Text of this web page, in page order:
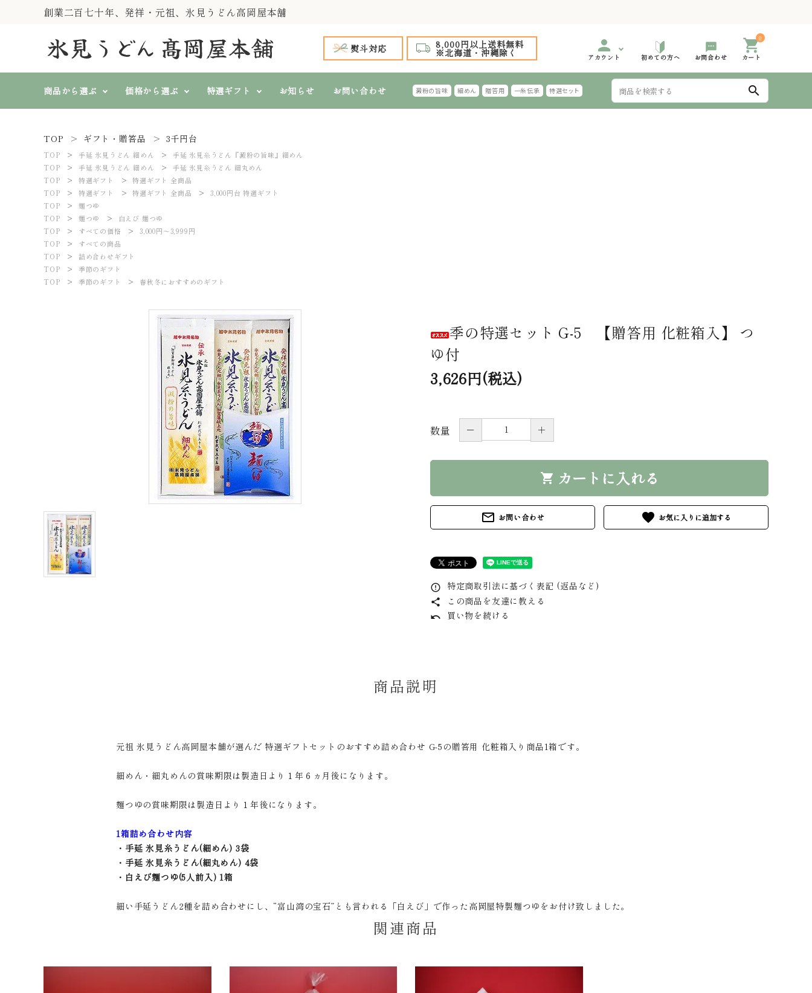
創業二百七十年、発祥・元祖、氷見うどん高岡屋本舗
熨斗対応 8,000円以上送料無料
※北海道・沖縄除く person
アカウント 初めての方へ お問合わせ
0
shopping_cart
カート
商品から選ぶ
純手製 氷見糸うどん
『一糸伝承』
山いも入そば、そうめん、
冷むぎ(冷めん)
氷見うどん等 単品商品
価格から選ぶ
すべての価格
3,000円～3,999円
特選ギフト
4,000円台 特選ギフト
春秋冬におすすめのギフ
お知らせ お問い合わせ 澱粉の旨味 細めん 贈答用 一糸伝承 特選セット search
search
熨斗対応
ACCOUNT MENU
ようこそ ゲスト 様
ログイン person 新規会員登録
TOP ギフト・贈答品 3千円台
TOP 手延 氷見うどん 細めん
手延 氷見糸うどん『澱粉の旨味』細めん
TOP
手延 氷見うどん 細めん
手延 氷見糸うどん 細丸めん
TOP
特選ギフト
特選ギフト 全商品
TOP
特選ギフト 特選ギフト 全商品
3,000円台 特選ギフト
TOP
麺つゆ
TOP
麺つゆ
白えび 麺つゆ
TOP
すべての価格
3,000円～3,999円
TOP
すべての商品
TOP
詰め合わせギフト
TOP
季節のギフト
TOP
季節のギフト 春秋冬におすすめのギフト
季の特選セット G-5 【贈答用 化粧箱入】 つ
ゆ付
3,626円(税込)
数量 － ＋
shopping_cart カートに入れる
mail_outline お問い合わせ favorite
error_outline 特定商取引法に基づく表記 (返品など)
share この商品を友達に教える
undo 買い物を続ける
商品説明
元祖 氷見うどん高岡屋本舗が選んだ 特選ギフトセットのおすすめ詰め合わせ G-5の贈答用 化粧箱入り商品1箱です。
細めん・細丸めんの賞味期限は製造日より１年６ヵ月後になります。
麺つゆの賞味期限は製造日より１年後になります。
1箱詰め合わせ内容
・手延 氷見糸うどん(細めん) 3袋
・手延 氷見糸うどん(細丸めん) 4袋
・白えび麺つゆ(5人前入) 1箱
細い手延うどん2種を詰め合わせにし、“富山湾の宝石”とも言われる「白えび」で作った高岡屋特製麺つゆをお付け致しました。
関連商品